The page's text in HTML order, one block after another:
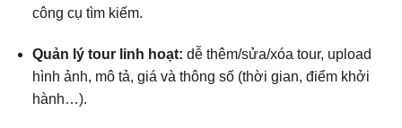
công cụ tìm kiếm.
Quản lý tour linh hoạt: dễ thêm/sửa/xóa tour, upload
hình ảnh, mô tả, giá và thông số (thời gian, điểm khởi
hành…).